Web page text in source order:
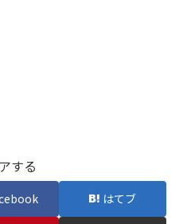
する
はてブ